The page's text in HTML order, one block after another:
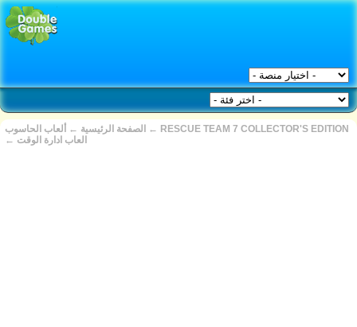
الصفحة الرئيسية ← ألعاب الحاسوب ← RESCUE TEAM 7 COLLECTOR'S EDITION
← العاب ادارة الوقت